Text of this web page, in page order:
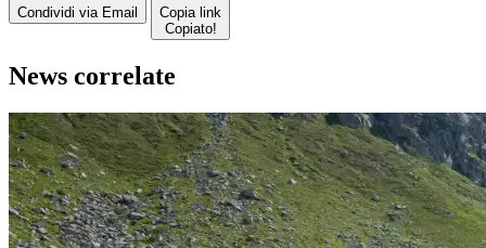
Condividi via Email
Copia link
Copiato!
News correlate